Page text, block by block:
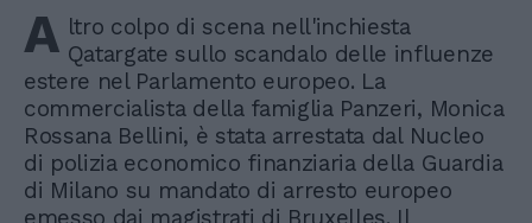
A ltro colpo di scena nell'inchiesta
Qatargate sullo scandalo delle influenze
estere nel Parlamento europeo. La
commercialista della famiglia Panzeri, Monica
Rossana Bellini, è stata arrestata dal Nucleo
di polizia economico finanziaria della Guardia
di Milano su mandato di arresto europeo